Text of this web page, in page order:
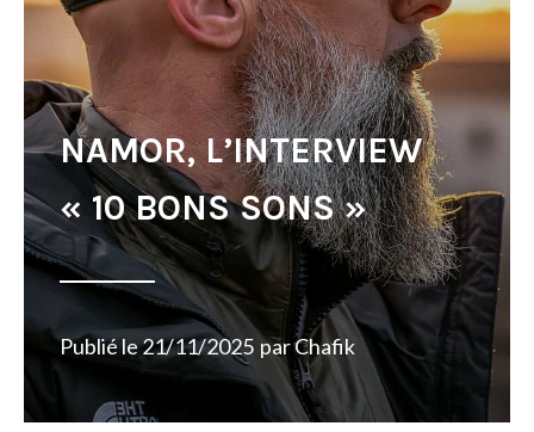
NAMOR, L’INTERVIEW
« 10 BONS SONS »
Publié le21/11/2025 parChafik